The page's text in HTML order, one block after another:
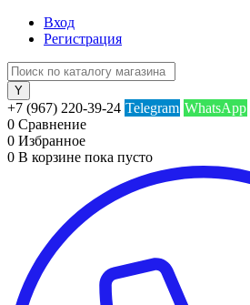
Вход
Регистрация
+7 (967) 220-39-24 Telegram WhatsApp
0 Сравнение
0 Избранное
0 В корзине пока пусто